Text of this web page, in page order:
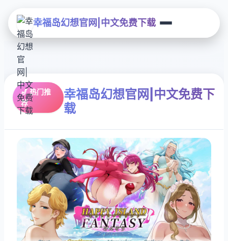
幸福岛幻想官网|中文免费下载
🎷 热门推
荐
幸福岛幻想官网|中文免费下
载